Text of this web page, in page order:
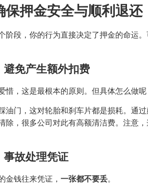
押金安全与顺利退还
阶段，你的行为直接决定了押金的命运
免产生额外扣费
惜，这是最根本的原则。但具体怎么做呢
油门，这对轮胎和刹车片都是损耗。通
除，很多公司对此有高额清洁费。注意
故处理凭证
金钱往来凭证， 一张都不要丢。